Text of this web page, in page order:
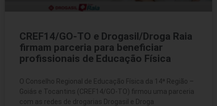
CREF14/GO-TO e Drogasil/Droga Raia
firmam parceria para beneficiar
profissionais de Educação Física
O Conselho Regional de Educação Física da 14ª Região –
Goiás e Tocantins (CREF14/GO-TO) firmou uma parceria
com as redes de drogarias Drogasil e Droga